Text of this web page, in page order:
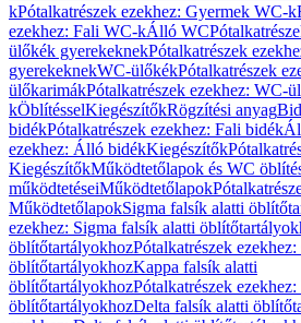
kPótalkatrészek ezekhez: Gyermek WC-k
ezekhez: Fali WC-kÁlló WC
ülőkék gyerekeknekPótalkatrészek
gyerekeknekWC-ülőkékPótalkatrészek
ülőkarimákPótalkatrészek ezekhez: WC-
kÖblítésselKiegészítőkRögzítési anyag
bidékPótalkatrészek ezekhez: Fali bidék
ezekhez: Álló bidékKiegészítők
KiegészítőkMűködtetőlapok és WC
működtetéseiMűködtetőlapok
MűködtetőlapokSigma falsík alatti
ezekhez: Sigma falsík alatti
öblítőtartályokhozPótalkatrészek
öblítőtartályokhozKappa falsík alatti
öblítőtartályokhozPótalkatrészek
öblítőtartályokhozDelta falsík alatti